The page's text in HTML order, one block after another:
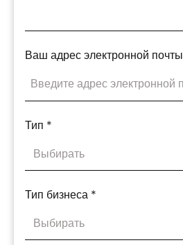
Ваш адрес электронной почты
Тип *
Тип бизнеса *